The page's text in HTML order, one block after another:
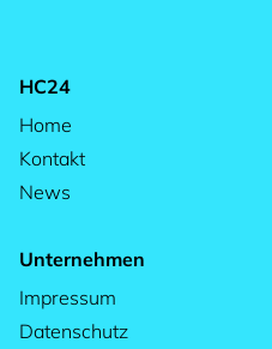
HC24
Home
Kontakt
News
Unternehmen
Impressum
Datenschutz